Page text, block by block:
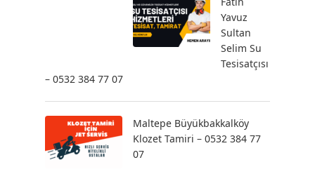
Yavuz
Sultan
Selim Su
Tesisatçısı
– 0532 384 77 07
Maltepe Büyükbakkalköy
Klozet Tamiri – 0532 384 77
07